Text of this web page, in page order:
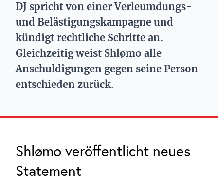
DJ spricht von einer Verleumdungs-
und Belästigungskampagne und
kündigt rechtliche Schritte an.
Gleichzeitig weist Shlømo alle
Anschuldigungen gegen seine Person
entschieden zurück.
Shlømo veröffentlicht neues
Statement